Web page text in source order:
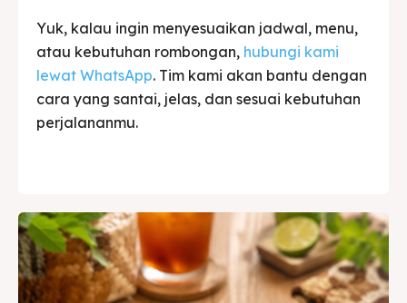
Yuk, kalau ingin menyesuaikan jadwal, menu,
atau kebutuhan rombongan, hubungi kami
lewat WhatsApp. Tim kami akan bantu dengan
cara yang santai, jelas, dan sesuai kebutuhan
perjalananmu.